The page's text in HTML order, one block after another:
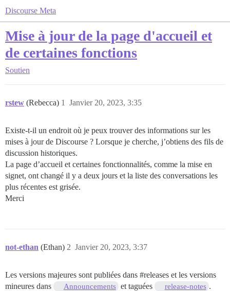
Discourse Meta
Mise à jour de la page d'accueil et
de certaines fonctions
Soutien
rstew (Rebecca) Janvier 20, 2023, 3:35
1
Existe-t-il un endroit où je peux trouver des informations sur les
mises à jour de Discourse ? Lorsque je cherche, j’obtiens des fils de
discussion historiques.
La page d’accueil et certaines fonctionnalités, comme la mise en
signet, ont changé il y a deux jours et la liste des conversations les
plus récentes est grisée.
Merci
not-ethan (Ethan) Janvier 20, 2023, 3:37
2
Les versions majeures sont publiées dans #releases et les versions
mineures dans
Announcements et taguées release-notes .